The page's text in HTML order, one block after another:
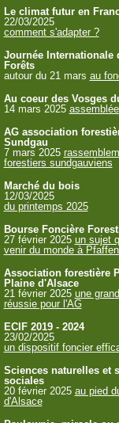
Le climat futur en
22/03/2025
comment s'adapter ?
Journée Internationale
Forêts
autour du 21 mars au
Au coeur des Vosges
14 mars 2025
AG association
Sundgau
7 mars 2025
forestiers sundgauviens
Marché du bois
12/03/2025
du printemps 2025
Bourse Foncière
27 février 2025 un sujet
venir du monde à
Association forestière
Plaine d'Alsace
21 février 2025 une
réussie pour l'AG
ECIF 2019 - 2024
23/02/2025
un dispositif foncier
Sciences naturelles et
sociales
20 février 2025 au pied
d'Alsace